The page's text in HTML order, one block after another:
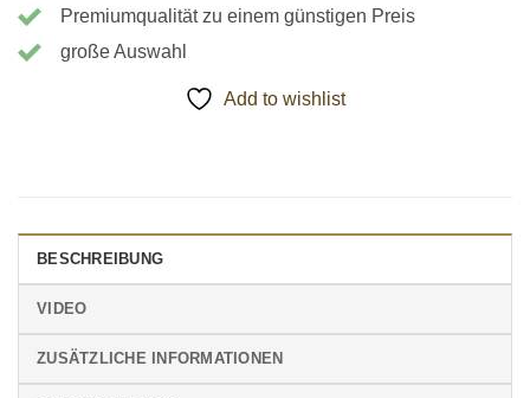
Premiumqualität zu einem günstigen Preis
große Auswahl
Add to wishlist
BESCHREIBUNG
VIDEO
ZUSÄTZLICHE INFORMATIONEN